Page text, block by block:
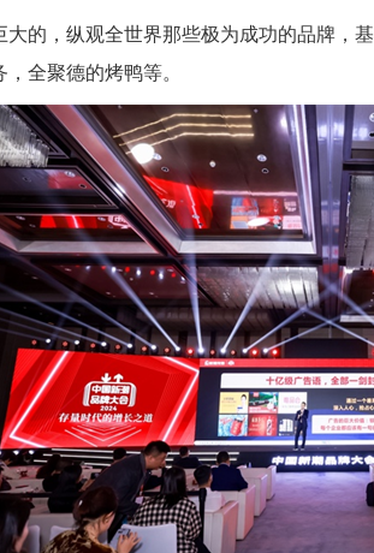
大的 ，纵观全世界那些极为成功的品牌 ，
全聚德的烤鸭等。